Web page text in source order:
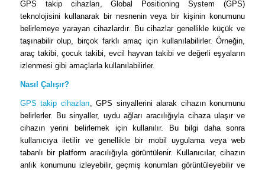
GPS takip cihazları, Global Positioning System (GPS)
teknolojisini kullanarak bir nesnenin veya bir kişinin konumunu
belirlemeye yarayan cihazlardır. Bu cihazlar genellikle küçük ve
taşınabilir olup, birçok farklı amaç için kullanılabilirler. Örneğin,
araç takibi, çocuk takibi, evcil hayvan takibi ve değerli eşyaların
izlenmesi gibi amaçlarla kullanılabilirler.
Nasıl Çalışır?
GPS takip cihazları , GPS sinyallerini alarak cihazın konumunu
belirlerler. Bu sinyaller, uydu ağları aracılığıyla cihaza ulaşır ve
cihazın yerini belirlemek için kullanılır. Bu bilgi daha sonra
kullanıcıya iletilir ve genellikle bir mobil uygulama veya web
tabanlı bir platform aracılığıyla görüntülenir. Kullanıcılar, cihazın
anlık konumunu izleyebilir, geçmiş konumları görüntüleyebilir ve